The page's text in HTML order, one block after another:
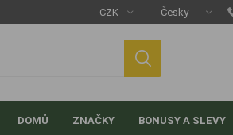
DOMŮ ZNAČKY BONUSY A SLEVY